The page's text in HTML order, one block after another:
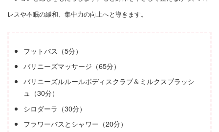
レスや不眠の緩和、集中力の向上へと導きます。
フットバス（5分）
バリニーズマッサージ（65分）
バリニーズルルールボディスクラブ＆ミルクスプラッシ
ュ（30分）
シロダーラ（30分）
フラワーバスとシャワー（20分）